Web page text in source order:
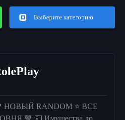
Выберите категорию
НОВЫЙ RANDOM ⭐ ВСЕ
🧡 💵 Имущества до